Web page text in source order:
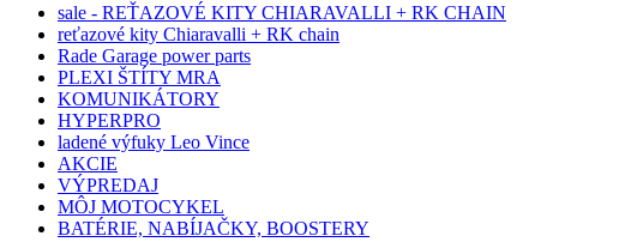
sale - REŤAZOVÉ KITY CHIARAVALLI + RK CHAIN
reťazové kity Chiaravalli + RK chain
Rade Garage power parts
PLEXI ŠTÍTY MRA
KOMUNIKÁTORY
HYPERPRO
ladené výfuky Leo Vince
AKCIE
VÝPREDAJ
MÔJ MOTOCYKEL
BATÉRIE, NABÍJAČKY, BOOSTERY